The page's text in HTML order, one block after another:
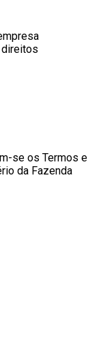
se os Termos e
da Fazenda